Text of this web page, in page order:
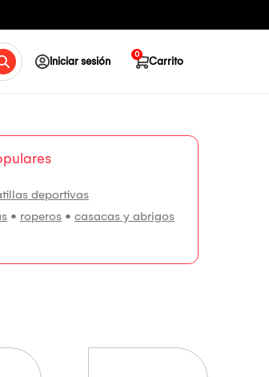
Iniciar sesión Carrito
0
deportivas
• roperos • casacas y abrigos